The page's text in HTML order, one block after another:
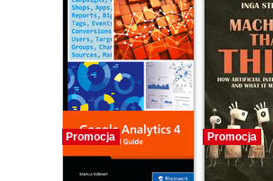
Promocja Promocja